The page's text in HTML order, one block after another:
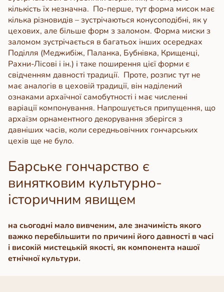
кількість їх незначна. По-перше, тут форма мисок має
кілька різновидів – зустрічаються конусоподібні, як у
цехових, але більше форм з заломом. Форма миски з
заломом зустрічається в багатьох інших осередках
Поділля (Меджибіж, Паланка, Бубнівка, Крищенці,
Рахни-Лісові і ін.) і таке поширення цієї форми є
свідченням давності традиції. Проте, розпис тут не
має аналогів в цеховій традиції, він наділений
ознаками архаїчної самобутності і має численні
варіації компонування. Напрошується припущення, що
архаїзм орнаментного декорування зберігся з
давніших часів, коли середньовічних гончарських
цехів ще не було.
Барське гончарство є
винятковим культурно-
історичним явищем
на сьогодні мало вивченим, але значимість якого
важко перебільшити по причині його давності в часі
і високій мистецькій якості, як компонента нашої
етнічної культури.